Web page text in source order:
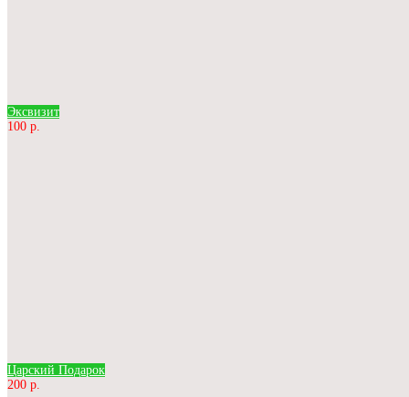
Эксвизит
100 р.
Царский Подарок
200 р.